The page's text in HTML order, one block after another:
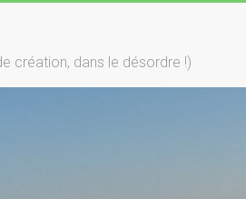
création, dans le désordre !)